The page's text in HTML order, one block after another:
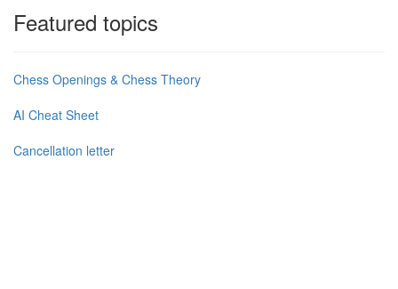
Featured topics
Chess Openings & Chess Theory
AI Cheat Sheet
Cancellation letter